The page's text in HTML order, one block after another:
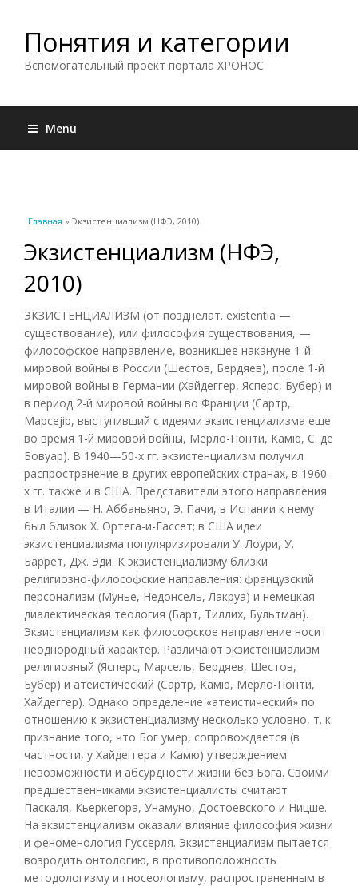
Понятия и категории
Вспомогательный проект портала ХРОНОС
Menu
Вы здесь
Главная » Экзистенциализм (НФЭ, 2010)
Экзистенциализм (НФЭ,
2010)
ЭКЗИСТЕНЦИАЛИЗМ (от позднелат. existentia —
существование), или философия существования, —
философское направление, возникшее накануне 1-й
мировой войны в России (Шестов, Бердяев), после 1-й
мировой войны в Германии (Хайдеггер, Ясперс, Бубер) и
в период 2-й мировой войны во Франции (Сартр,
Mapcejib, выступивший с идеями экзистенциализма еще
во время 1-й мировой войны, Мерло-Понти, Камю, С. де
Бовуар). В 1940—50-х гг. экзистенциализм получил
распространение в других европейских странах, в 1960-
х гг. также и в США. Представители этого направления
в Италии — Н. Аббаньяно, Э. Пачи, в Испании к нему
был близок X. Ортега-и-Гассет; в США идеи
экзистенциализма популяризировали У. Лоури, У.
Баррет, Дж. Эди. К экзистенциализму близки
религиозно-философские направления: французский
персонализм (Мунье, Недонсель, Лакруа) и немецкая
диалектическая теология (Барт, Тиллих, Бультман).
Экзистенциализм как философское направление носит
неоднородный характер. Различают экзистенциализм
религиозный (Ясперс, Марсель, Бердяев, Шестов,
Бубер) и атеистический (Сартр, Камю, Мерло-Понти,
Хайдеггер). Однако определение «атеистический» по
отношению к экзистенциализму несколько условно, т. к.
признание того, что Бог умер, сопровождается (в
частности, у Хайдеггера и Камю) утверждением
невозможности и абсурдности жизни без Бога. Своими
предшественниками экзистенциалисты считают
Паскаля, Кьеркегора, Унамуно, Достоевского и Ницше.
На экзистенциализм оказали влияние философия жизни
и феноменология Гуссерля. Экзистенциализм пытается
возродить онтологию, в противоположность
методологизму и гносеологизму, распространенным в